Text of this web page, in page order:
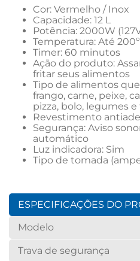
Cor: Vermelho / Inox
Capacidade: 12 L
Potência: 2000W
Temperatura: Até
Timer: 60 minutos
Ação do produto:
fritar seus alimentos
Tipo de alimentos
frango, carne, peixe,
pizza, bolo, legumes
Revestimento
Segurança: Aviso
automático
Luz indicadora: Sim
Tipo de tomada
ESPECIFICAÇÕES DO
Modelo
Trava de segurança